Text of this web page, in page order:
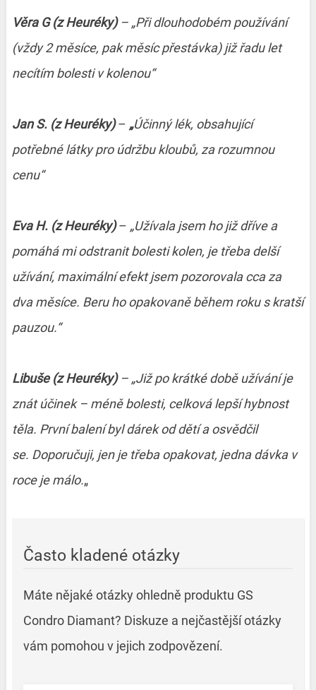
Věra G (z Heuréky)– „Při dlouhodobém používání
(vždy 2 měsíce, pak měsíc přestávka) již řadu let
necítím bolesti v kolenou“
Jan S. (z Heuréky) – „Účinný lék, obsahující
potřebné látky pro údržbu kloubů, za rozumnou
cenu“
Eva H. (z Heuréky) – „Užívala jsem ho již dříve a
pomáhá mi odstranit bolesti kolen, je třeba delší
užívání, maximální efekt jsem pozorovala cca za
dva měsíce. Beru ho opakovaně během roku s kratší
pauzou.“
Libuše (z Heuréky)– „Již po krátké době užívání je
znát účinek – méně bolesti, celková lepší hybnost
těla. První balení byl dárek od dětí a osvědčil
se. Doporučuji, jen je třeba opakovat, jedna dávka v
roce je málo.„
Často kladené otázky
Máte nějaké otázky ohledně produktu GS
Condro Diamant? Diskuze a nejčastější otázky
vám pomohou v jejich zodpovězení.